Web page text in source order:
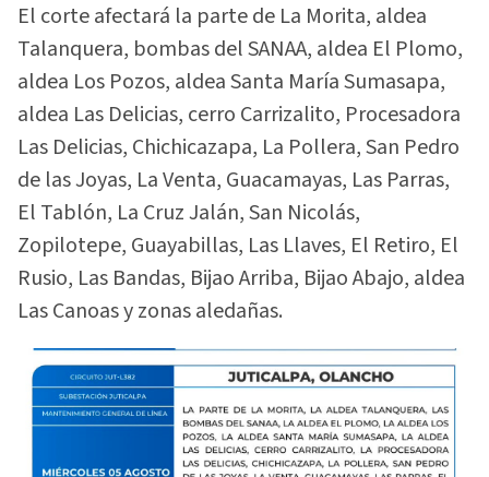
El corte afectará la parte de La Morita, aldea
Talanquera, bombas del SANAA, aldea El Plomo,
aldea Los Pozos, aldea Santa María Sumasapa,
aldea Las Delicias, cerro Carrizalito, Procesadora
Las Delicias, Chichicazapa, La Pollera, San Pedro
de las Joyas, La Venta, Guacamayas, Las Parras,
El Tablón, La Cruz Jalán, San Nicolás,
Zopilotepe, Guayabillas, Las Llaves, El Retiro, El
Rusio, Las Bandas, Bijao Arriba, Bijao Abajo, aldea
Las Canoas y zonas aledañas.